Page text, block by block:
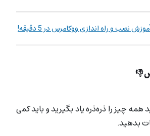
نصب و راه اندازی ووکامرس در 5 دقیقه!
👎
همه چیز را ذره‌ذره یاد بگیرید و باید کمی
بدهید.